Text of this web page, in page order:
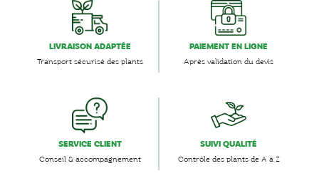
LIVRAISON ADAPTÉE
Transport sécurisé des plants
PAIEMENT EN LIGNE
Après validation du devis
SERVICE CLIENT
Conseil & accompagnement
SUIVI QUALITÉ
Contrôle des plants de A à Z